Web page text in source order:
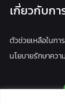
เกี่ยวกับกา
ตัวช่วยเหลือในกา
นโยบายรักษาคว